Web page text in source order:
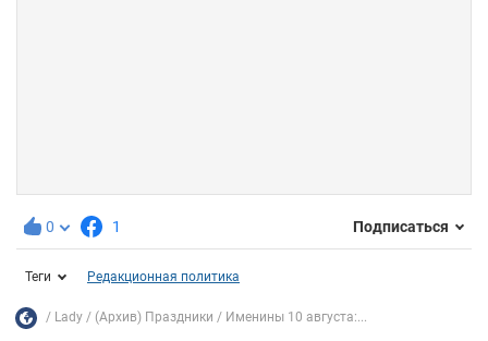
0 1 Подписаться
Теги Редакционная политика
Lady (Архив) Праздники Именины 10 августа:...